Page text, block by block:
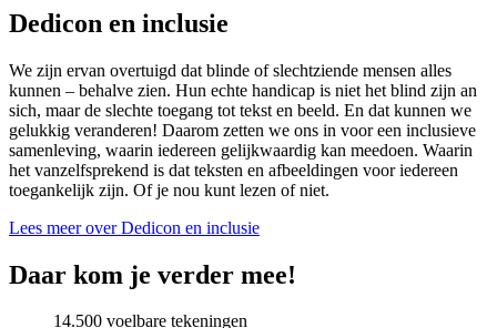
Dedicon en inclusie
We zijn ervan overtuigd dat blinde of slechtziende mensen alles
kunnen – behalve zien. Hun echte handicap is niet het blind zijn an
sich, maar de slechte toegang tot tekst en beeld. En dat kunnen we
gelukkig veranderen! Daarom zetten we ons in voor een inclusieve
samenleving, waarin iedereen gelijkwaardig kan meedoen. Waarin
het vanzelfsprekend is dat teksten en afbeeldingen voor iedereen
toegankelijk zijn. Of je nou kunt lezen of niet.
Lees meer over Dedicon en inclusie
Daar kom je verder mee!
14.500 voelbare tekeningen